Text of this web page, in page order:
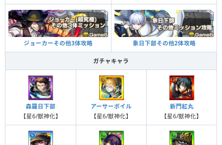
ジョーカーその他3体攻略 象日下部その他2体攻略
ガチャキャラ
森羅日下部
【星6/獣神化】
アーサーボイル
【星6/獣神化】
新門紅丸
【星6/獣神化】